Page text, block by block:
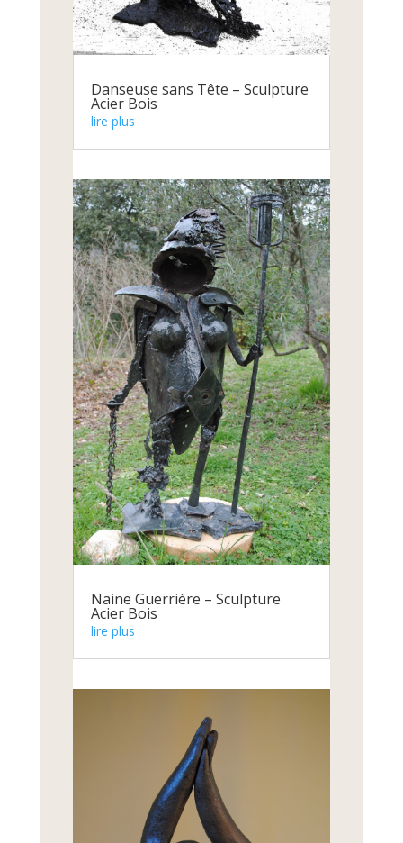
Danseuse sans Tête – Sculpture
Acier Bois
lire plus
Naine Guerrière – Sculpture
Acier Bois
lire plus